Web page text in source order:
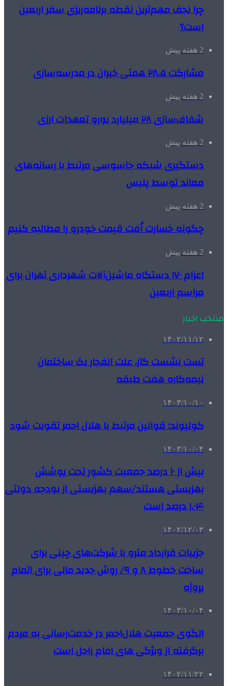
چرا نجف مهم‌ترین نقطه برنامه‌ریزی سفر اربعین
است؟
2 هفته پیش
مشارکت ۲۸.۵ همتی خیران در مدرسه‌سازی
2 هفته پیش
شفاف‌سازی ۲۸ میلیارد یورو تعهدات ارزی
2 هفته پیش
دستگیری شبکه جاسوسی مرتبط با رسانه‌های
معاند توسط پلیس
2 هفته پیش
چگونه خسارت اُفت قیمت خودرو را مطالبه کنیم
2 هفته پیش
اعزام ۱۷۰ دستگاه ماشین‌آلات شهرداری تهران برای
مراسم اربعین
منتخب اخبار
۱۴۰۲/۱۱/۱۲
تست نشست گاز، علت انفجار یک ساختمان
نیمه‌کاره هفت طبقه
۱۴۰۳/۱۰/۱۰
کولیوند: قوانین مرتبط با هلال احمر تقویت شود
۱۴۰۳/۱۰/۰۴
بیش از ۱۰ درصد جمعیت کشور تحت پوشش
بهزیستی هستند/سهم بهزیستی از بودجه دولتی
۱.۰۴ درصد است
۱۴۰۲/۱۲/۰۳
جزییات قرارداد مترو با شرکت‌های چینی برای
ساخت خطوط ۸ و ۹/ روش جدید مالی برای اتمام
پروژه
۱۴۰۳/۱۰/۰۴
الگوی جمعیت هلال‌احمر در خدمت‌رسانی به مردم
برگرفته از ویژگی های امام راحل است
۱۴۰۲/۱۱/۲۲